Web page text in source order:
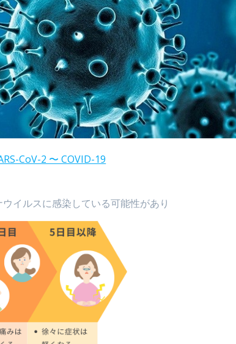
CoV-2 〜 COVID-19
イルスに感染している可能性があり